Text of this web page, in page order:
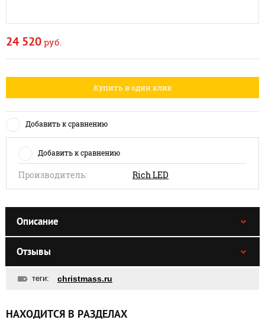
24 520 руб.
Купить в один клик
Добавить к сравнению
Добавить к сравнению
Производитель: Rich LED
Описание
Отзывы
теги: christmass.ru
НАХОДИТСЯ В РАЗДЕЛАХ